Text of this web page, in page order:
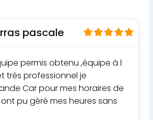
pascale
permis obtenu ,équipe à l
très professionnel je
Car pour mes horaires de
pu géré mes heures sans